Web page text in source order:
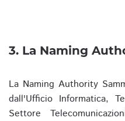
3. La Naming
La Naming Authority
dall'Ufficio Informatica,
Settore